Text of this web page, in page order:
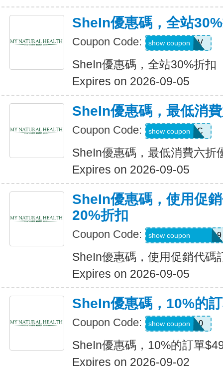
SheIn優惠碼，全站
Coupon Code: W2CB88V
show coupon
SheIn優惠碼，全站30%折扣
Expires on 2026-09-05
SheIn優惠碼，最低消
Coupon Code: MTFK4CC
show coupon
SheIn優惠碼，最低消費六折
Expires on 2026-09-05
SheIn優惠碼，使用促
20%折扣
Coupon Code: FRF4saidanais319
show coupon
SheIn優惠碼，使用促銷代碼
Expires on 2026-09-05
SheIn優惠碼，10%的
Coupon Code: 14DAY10
show coupon
SheIn優惠碼，10%的訂單
Expires on 2026-09-02